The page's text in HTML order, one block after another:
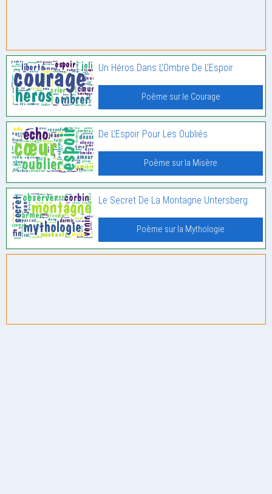
Un Héros Dans L’Ombre De L’Espoir
Poème sur le Courage
De L’Espoir Pour Les Oubliés
Poème sur la Misère
Le Secret De La Montagne Untersberg
Poème sur la Mythologie